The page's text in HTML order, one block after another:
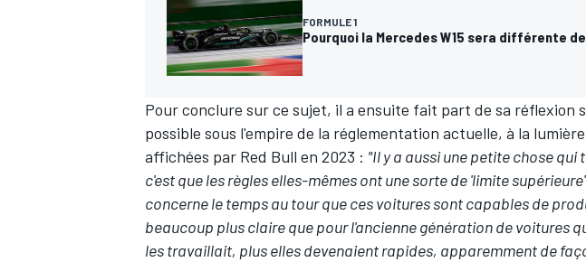
FORMULE 1
Pourquoi la Mercedes W15 sera différente
Pour conclure sur ce sujet, il a ensuite fait part de sa réflexion
possible sous l'empire de la réglementation actuelle, à la
affichées par Red Bull en 2023 : "Il y a aussi une petite chose
c'est que les règles elles-mêmes ont une sorte de 'limite
concerne le temps au tour que ces voitures sont capables de
beaucoup plus claire que pour l'ancienne génération de voitures
les travaillait, plus elles devenaient rapides, apparemment de